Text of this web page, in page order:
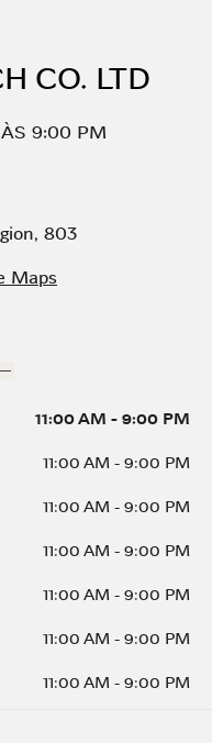
CO. LTD
9:00 PM
, 803
Maps
11:00 AM - 9:00 PM
11:00 AM - 9:00 PM
11:00 AM - 9:00 PM
11:00 AM - 9:00 PM
11:00 AM - 9:00 PM
11:00 AM - 9:00 PM
11:00 AM - 9:00 PM